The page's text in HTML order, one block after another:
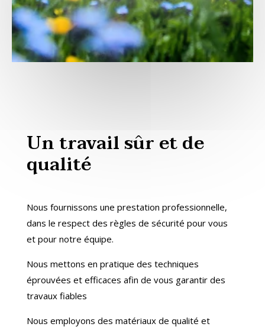
Un travail sûr et de
qualité
Nous fournissons une prestation professionnelle,
dans le respect des règles de sécurité pour vous
et pour notre équipe.
Nous mettons en pratique des techniques
éprouvées et efficaces afin de vous garantir des
travaux fiables
Nous employons des matériaux de qualité et